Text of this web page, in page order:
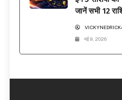
जानें सभी 12
मई 9, 2026